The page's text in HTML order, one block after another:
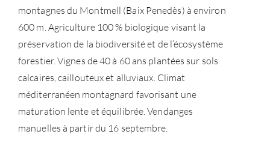
montagnes du Montmell (Baix Penedès) à environ
600 m. Agriculture 100 % biologique visant la
préservation de la biodiversité et de l’écosystème
forestier. Vignes de 40 à 60 ans plantées sur sols
calcaires, caillouteux et alluviaux. Climat
méditerranéen montagnard favorisant une
maturation lente et équilibrée. Vendanges
manuelles à partir du 16 septembre.